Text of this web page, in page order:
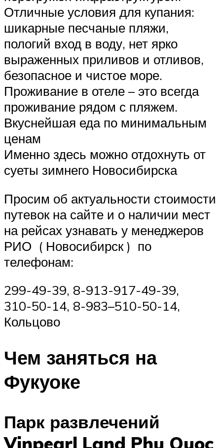
Отличные условия для купания:
шикарные песчаные пляжи,
пологий вход в воду, нет ярко
выраженных приливов и отливов,
безопасное и чистое море.
Проживание в отеле – это всегда
проживание рядом с пляжем.
Вкуснейшая еда по минимальным
ценам
Именно здесь можно отдохнуть от
суеты зимнего Новосибирска
Просим об актуальности стоимости
путевок на сайте и о наличии мест
на рейсах узнавать у менеджеров
РИО ( Новосибирск ) по
телефонам:
299-49-39, 8-913-917-49-39,
310-50-14, 8-983–510-50-14,
Кольцово
Чем заняться на
Фукуоке
Парк развлечений